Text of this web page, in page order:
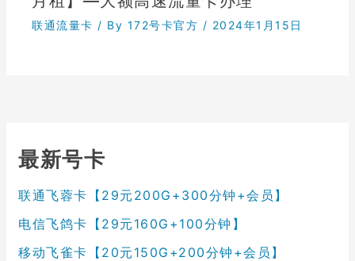
联通流量卡 / By 172号卡官方 / 2024年1月15日
最新号卡
联通飞蓉卡【29元200G+300分钟+会员】
电信飞鸽卡【29元160G+100分钟】
移动飞雀卡【20元150G+200分钟+会员】